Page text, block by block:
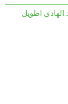
الهادي اطويل